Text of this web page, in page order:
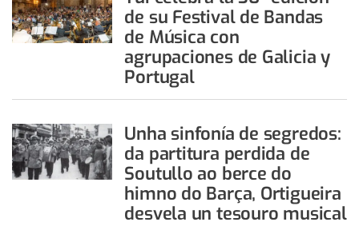
de su Festival de Bandas
de Música con
agrupaciones de Galicia y
Portugal
Unha sinfonía de segredos:
da partitura perdida de
Soutullo ao berce do
himno do Barça, Ortigueira
desvela un tesouro musical